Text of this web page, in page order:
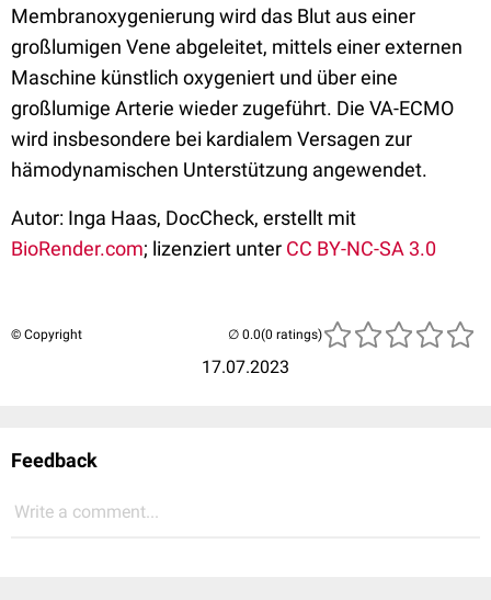
Membranoxygenierung wird das Blut aus einer
großlumigen Vene abgeleitet, mittels einer externen
Maschine künstlich oxygeniert und über eine
großlumige Arterie wieder zugeführt. Die VA-ECMO
wird insbesondere bei kardialem Versagen zur
hämodynamischen Unterstützung angewendet.
Autor: Inga Haas, DocCheck, erstellt mit
BioRender.com; lizenziert unter CC BY-NC-SA 3.0
© Copyright
17.07.2023
(0 ratings)
Feedback
Write a comment...